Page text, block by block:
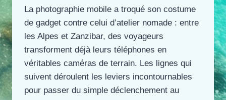
La photographie mobile a troqué son costume
de gadget contre celui d’atelier nomade : entre
les Alpes et Zanzibar, des voyageurs
transforment déjà leurs téléphones en
véritables caméras de terrain. Les lignes qui
suivent déroulent les leviers incontournables
pour passer du simple déclenchement au